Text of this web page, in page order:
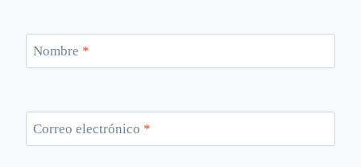
Nombre *
Correo electrónico *